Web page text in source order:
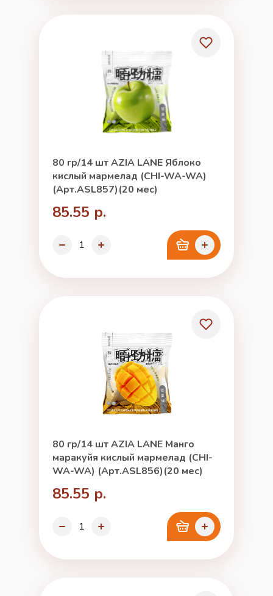
80 гр/14 шт AZIA LANE Яблоко
кислый мармелад (CHI-WA-WA)
(Арт.ASL857)(20 мес)
85.55 р.
80 гр/14 шт AZIA LANE Манго
маракуйя кислый мармелад (CHI-
WA-WA) (Арт.ASL856)(20 мес)
85.55 р.